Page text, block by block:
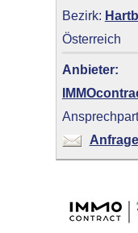
Bezirk:
Österreich
Anbieter: